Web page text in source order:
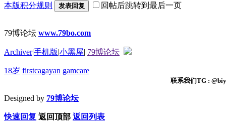
本版积分规则 发表回复 回帖后跳转到最后一页
79博论坛 www.79bo.com
Archiver|手机版|小黑屋| 79博论坛
18岁 firstcagayan gamcare
联系我们TG :
Designed by 79博论坛
快速回复 返回顶部 返回列表